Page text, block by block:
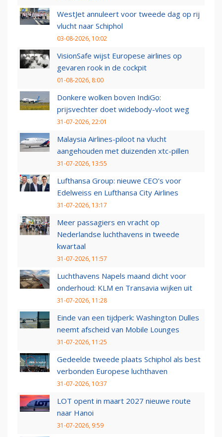
WestJet annuleert voor tweede dag op rij
vlucht naar Schiphol
03-08-2026, 10:02
VisionSafe wijst Europese airlines op
gevaren rook in de cockpit
01-08-2026, 8:00
Donkere wolken boven IndiGo:
prijsvechter doet widebody-vloot weg
31-07-2026, 22:01
Malaysia Airlines-piloot na vlucht
aangehouden met duizenden xtc-pillen
31-07-2026, 13:55
Lufthansa Group: nieuwe CEO’s voor
Edelweiss en Lufthansa City Airlines
31-07-2026, 13:17
Meer passagiers en vracht op
Nederlandse luchthavens in tweede
kwartaal
31-07-2026, 11:57
Luchthavens Napels maand dicht voor
onderhoud: KLM en Transavia wijken uit
31-07-2026, 11:28
Einde van een tijdperk: Washington Dulles
neemt afscheid van Mobile Lounges
31-07-2026, 11:25
Gedeelde tweede plaats Schiphol als best
verbonden Europese luchthaven
31-07-2026, 10:37
LOT opent in maart 2027 nieuwe route
naar Hanoi
31-07-2026, 9:59